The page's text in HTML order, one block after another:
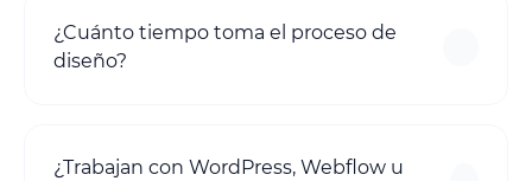
¿Cuánto tiempo toma el proceso de
diseño?
¿Trabajan con WordPress, Webflow u